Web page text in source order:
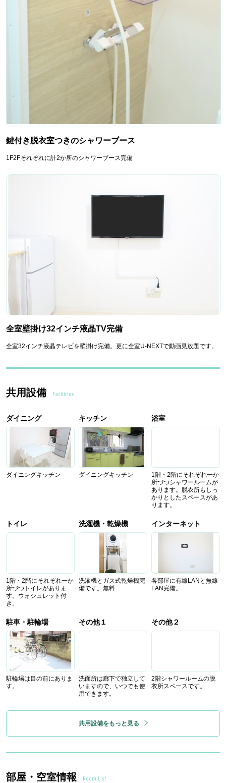
鍵付き脱衣室つきのシャワーブース
1F2Fそれぞれに計2か所のシャワーブース完備
全室壁掛け32インチ液晶TV完備
全室32インチ液晶テレビを壁掛け完備。更に全室U-NEXTで動画見放題です。
共用設備 Facilities
ダイニング
ダイニングキッチン
キッチン
ダイニングキッチン
浴室
1階・2階にそれぞれ一か
所づつシャワールームが
あります。脱衣所もしっ
かりとしたスペースがあ
ります。
トイレ
1階・2階にそれぞれ一か
所づつトイレがありま
す。ウォシュレット付
き。
洗濯機・乾燥機
洗濯機とガス式乾燥機完
備です。無料
インターネット
各部屋に有線LANと無線
LAN完備。
駐車・駐輪場
駐輪場は目の前にありま
す。
その他１
洗面所は廊下で独立して
いますので、いつでも使
用できます。
その他２
2階シャワールームの脱
衣所スペースです。
共用設備をもっと見る
部屋・空室情報 Room List